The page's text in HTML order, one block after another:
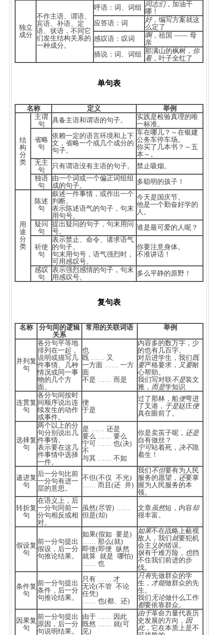
独立
成分
不作主语、谓语、
宾语、补语、定
语、状语，不同它
们发生结构关系的
一种成分。
呼语：词、词组 同志们，加油干
哪！
应答语：词
好， 编写方案就这
么定了
感叹语：叹词
啊，祖国 —— 母
亲
插说：词、词组
那满山的枫树， 你
看，叶子全红了
单句表
名称 定义 举例
结
构
分
类
主谓
句
具备主语和谓语的句子。
实践是检验真理的唯
一标准。
省略
句
依赖一定的语言环境和上下
文，省略一个或几个成分的
句子。
车在哪儿？～在银建
公务车停车场。
你买了几本书？～五
本～。
无主
句
只有谓语没有主语的句子。
禁止吸烟。
独语
句
由一个词或一个偏正词组组
成的句子。
多聪明的孩子！
用
途
分
类
陈述
句
叙述一件事情，或作出一个
判断。
表示陈述语气的句子，句末
用句号。
今天是国庆节。
他是一个勤奋好学的
人。
疑问
句
提出疑问的句子，句末用问
号。
谁是最可爱的人呢？
祈使
句
表示禁止、命令、请求语气
的句子。
句末用句号，语气强烈时，
可用感叹号。
你要注意身体。
不准讲话！
感叹
句
表示强烈感情的句子，句末
用感叹号。
多么平静的原野！
复句表
名称
分句间的逻辑
关系
常用的关联词语 举例
并列复
句
各分句平等地
排列在一起，
说明或描写几
件事情、几种
情况或同一事
物的几个方
面。
也
既 …… 又
一方面 …… 一方
面
不是 …… 而是
内容多的数万字，少
的也有几百字。
对后进学生，我们 既
要严格要求， 又要耐
心帮助。
我们写对联不是装文
雅， 而是学知识
连贯复
句
各分句间按时
间顺序说出连
续发生的动作
或事件。
便
于是
过了那林，船便弯进
了叉港， 于是赵庄便
真在眼前了。
选择复
句
两个以上的分
句分别说出几
件事情。
表示要在这几
件事情中选择
一件。
是 …… 还是
要么 …… 要么
宁可 …… 也(决)
不
与其 …… 不如
你是卖茧子呢， 还是
自有做丝？
宁可站着死， 决不跪
着生！
递进复
句
后一分句比前
一分句有进一
层的意思。
不但(不仅 不光)
…… 而且(还 并)
我们 不但要有为人民
服务的愿望， 还要掌
握为人民服务的本
领。
转折复
句
在语义上，后
一分句同前一
分句相反或相
对。
虽然(尽管) ……
但是(却)
文章虽然短，内容却
很丰富。
假设复
句
前一分句提出
假设，后一分
句推论结果。
如果(假如 要是)
…… 那么(就)
即使(即便 纵然
就算 就是 哪怕)
…… 也
如果不在战略上藐视
敌人，我们就要犯机
会主义的错误。
纵有千难万险， 也挡
不住我们前进的步
伐。
条件复
句
前一分句提出
条件，后一分
句推论结果。
只有 …… 才
无论(不管 不论
任凭)
…… 也(都、还)
只有先做群众的学
生， 才能做群众的先
生。
我们 无论做什么工作
都要依靠群众。
因果复
句
前一分句提出
原因，后一分
句说明结果。
由于 …… 因此
既然 …… 就(可
见)
由于革命力量代表历
史发展的方向， 因
此，它在本质上是不